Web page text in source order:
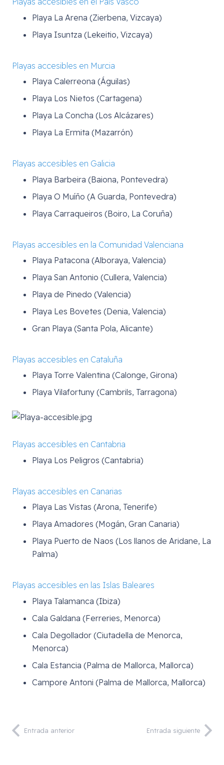
Playa La Arena (Zierbena, Vizcaya)
Playa Isuntza (Lekeitio, Vizcaya)
Playas accesibles en Murcia
Playa Calerreona (Águilas)
Playa Los Nietos (Cartagena)
Playa La Concha (Los Alcázares)
Playa La Ermita (Mazarrón)
Playas accesibles en Galicia
Playa Barbeira (Baiona, Pontevedra)
Playa O Muíño (A Guarda, Pontevedra)
Playa Carraqueiros (Boiro, La Coruña)
Playas accesibles en la Comunidad Valenciana
Playa Patacona (Alboraya, Valencia)
Playa San Antonio (Cullera, Valencia)
Playa de Pinedo (Valencia)
Playa Les Bovetes (Denia, Valencia)
Gran Playa (Santa Pola, Alicante)
Playas accesibles en Cataluña
Playa Torre Valentina (Calonge, Girona)
Playa Vilafortuny (Cambrils, Tarragona)
Playas accesibles en Cantabria
Playa Los Peligros (Cantabria)
Playas accesibles en Canarias
Playa Las Vistas (Arona, Tenerife)
Playa Amadores (Mogán, Gran Canaria)
Playa Puerto de Naos (Los llanos de Aridane, La
Palma)
Playas accesibles en las Islas Baleares
Playa Talamanca (Ibiza)
Cala Galdana (Ferreries, Menorca)
Cala Degollador (Ciutadella de Menorca,
Menorca)
Cala Estancia (Palma de Mallorca, Mallorca)
Campore Antoni (Palma de Mallorca, Mallorca)
Entrada anterior Entrada siguiente